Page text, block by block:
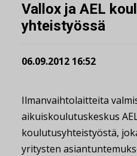
Vallox ja AEL
yhteistyössä
06.09.2012 16:52
Ilmanvaihtolaitteita
aikuiskoulutuskeskus
koulutusyhteistyöstä,
yritysten